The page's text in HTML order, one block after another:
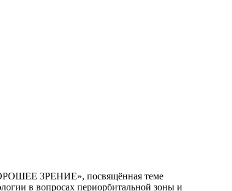
ЗРЕНИЕ», посвящённая теме
в вопросах периорбитальной зоны и